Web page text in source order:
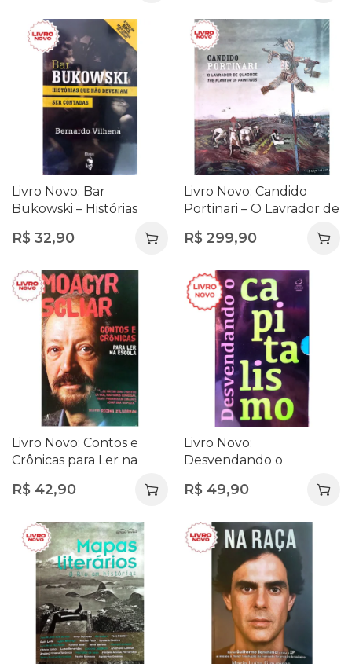
Livro Novo: Bar
Bukowski – Histórias
Contadas – Bernardo
R$ 32,90
Livro Novo: Candido
Portinari – O Lavrador de
Of Paintings) – Projeto
R$ 299,90
Livro Novo: Contos e
Crônicas para Ler na
Literatura Brasileira
R$ 42,90
Livro Novo:
Desvendando o
Livros) – Eduardo
R$ 49,90